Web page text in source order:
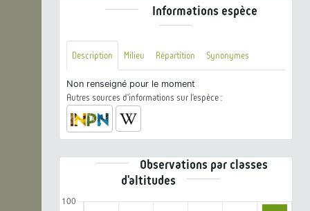
Informations espèce
Description Milieu Répartition Synonymes
Non renseigné pour le moment
Autres sources d'informations sur l'espèce :
Observations par classes
d'altitudes